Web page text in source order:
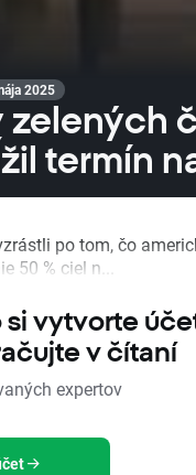
2025
zelených
termín
po tom, čo
50 % ciel n...
si vytvorte
v čítaní
expertov